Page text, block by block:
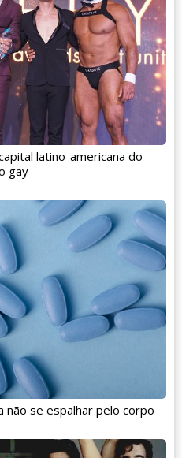
latino-americana do
gay
não se espalhar pelo corpo